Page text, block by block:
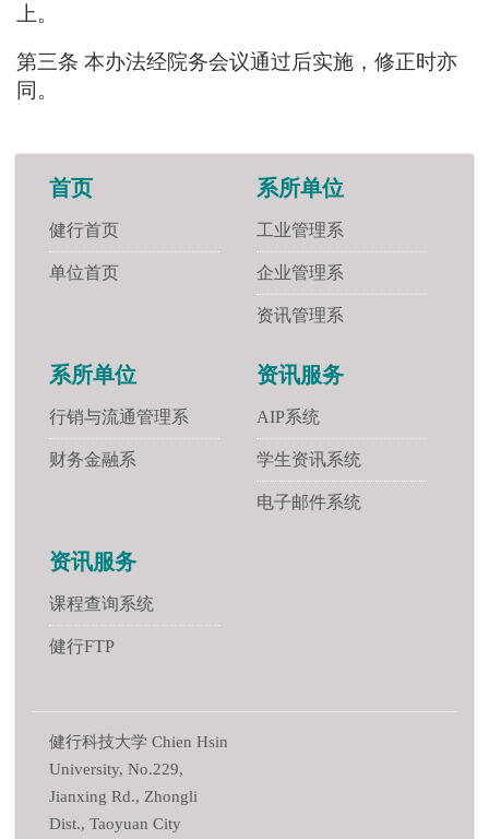
上。
第三条 本办法经院务会议通过后实施，修正时亦
同。
首页
健行首页
单位首页
系所单位
工业管理系
企业管理系
资讯管理系
系所单位
行销与流通管理系
财务金融系
资讯服务
AIP系统
学生资讯系统
电子邮件系统
资讯服务
课程查询系统
健行FTP
健行科技大学 Chien Hsin
University, No.229,
Jianxing Rd., Zhongli
Dist., Taoyuan City